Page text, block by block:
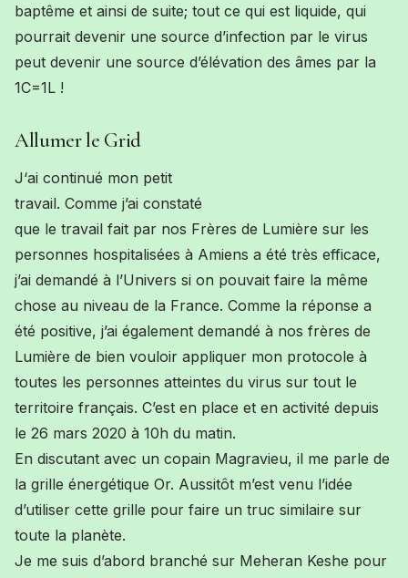
baptême et ainsi de suite; tout ce qui est liquide, qui
pourrait devenir une source d’infection par le virus
peut devenir une source d’élévation des âmes par la
1C=1L !
Allumer le Grid
J‘ai continué mon petit
travail. Comme j’ai constaté
que le travail fait par nos Frères de Lumière sur les
personnes hospitalisées à Amiens a été très efficace,
j’ai demandé à l’Univers si on pouvait faire la même
chose au niveau de la France. Comme la réponse a
été positive, j’ai également demandé à nos frères de
Lumière de bien vouloir appliquer mon protocole à
toutes les personnes atteintes du virus sur tout le
territoire français. C’est en place et en activité depuis
le 26 mars 2020 à 10h du matin.
En discutant avec un copain Magravieu, il me parle de
la grille énergétique Or. Aussitôt m’est venu l’idée
d’utiliser cette grille pour faire un truc similaire sur
toute la planète.
Je me suis d’abord branché sur Meheran Keshe pour